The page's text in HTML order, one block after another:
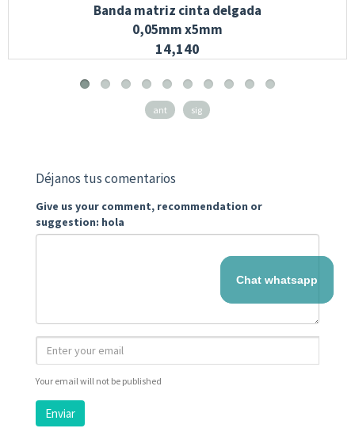
Banda matriz cinta delgada
0,05mm x5mm
14,140
ant sig
Déjanos tus comentarios
Give us your comment, recommendation or
suggestion: hola
Your email will not be published
Enviar
Chat whatsapp